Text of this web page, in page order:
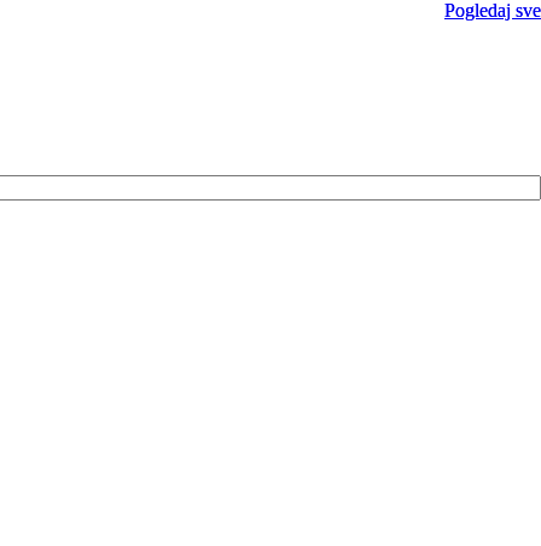
Pogledaj sve
Pogledaj sve